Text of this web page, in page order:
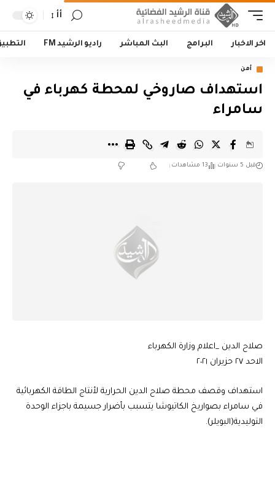
أأ
اخر الاخبار البرامج البث المباشر راديو الرشيد FM
أمن
استهداف صاروخي لمحطة كهرباء في
سامراء
قبل 5 سنوات 13 مشاهدات
صلاح الدين _اعلام وزارة الكهرباء
الاحد ٢٧ حزيران ٢٠٢١
استهداف وقصف محطة صلاح الدين الحرارية لأنتاج الطاقة الكهربائية
في سامراء بصواريخ الكاتيوشا يتسبب بأضرار جسيمة باجزاء الوحدة
التوليدية(البويلر).